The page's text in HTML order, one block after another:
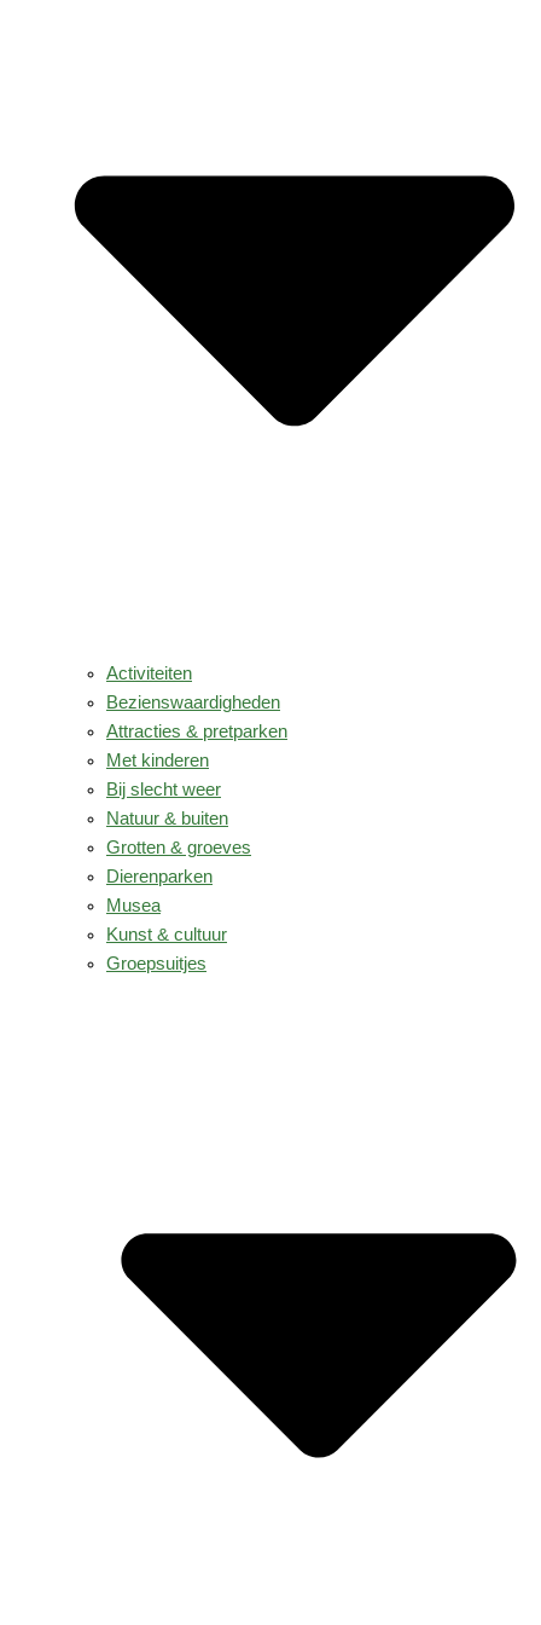
Activiteiten
Bezienswaardigheden
Attracties & pretparken
Met kinderen
Bij slecht weer
Natuur & buiten
Grotten & groeves
Dierenparken
Musea
Kunst & cultuur
Groepsuitjes